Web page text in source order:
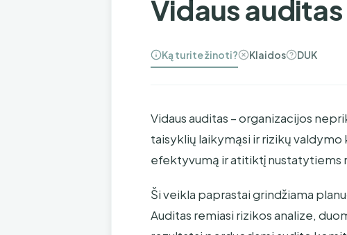
Vidaus auditas
Ką turite žinoti? Klaidos DUK
Vidaus auditas – organizacijos
taisyklių laikymąsi ir rizikų
efektyvumą ir atitiktį nustatytiems
Ši veikla paprastai grindžiama
Auditas remiasi rizikos analize,